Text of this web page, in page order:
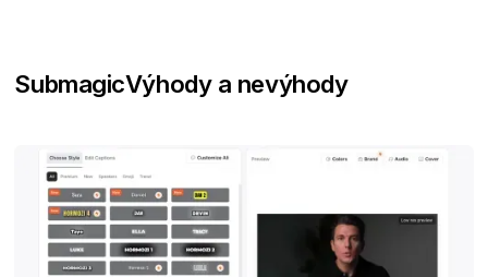
SubmagicVýhody a nevýhody